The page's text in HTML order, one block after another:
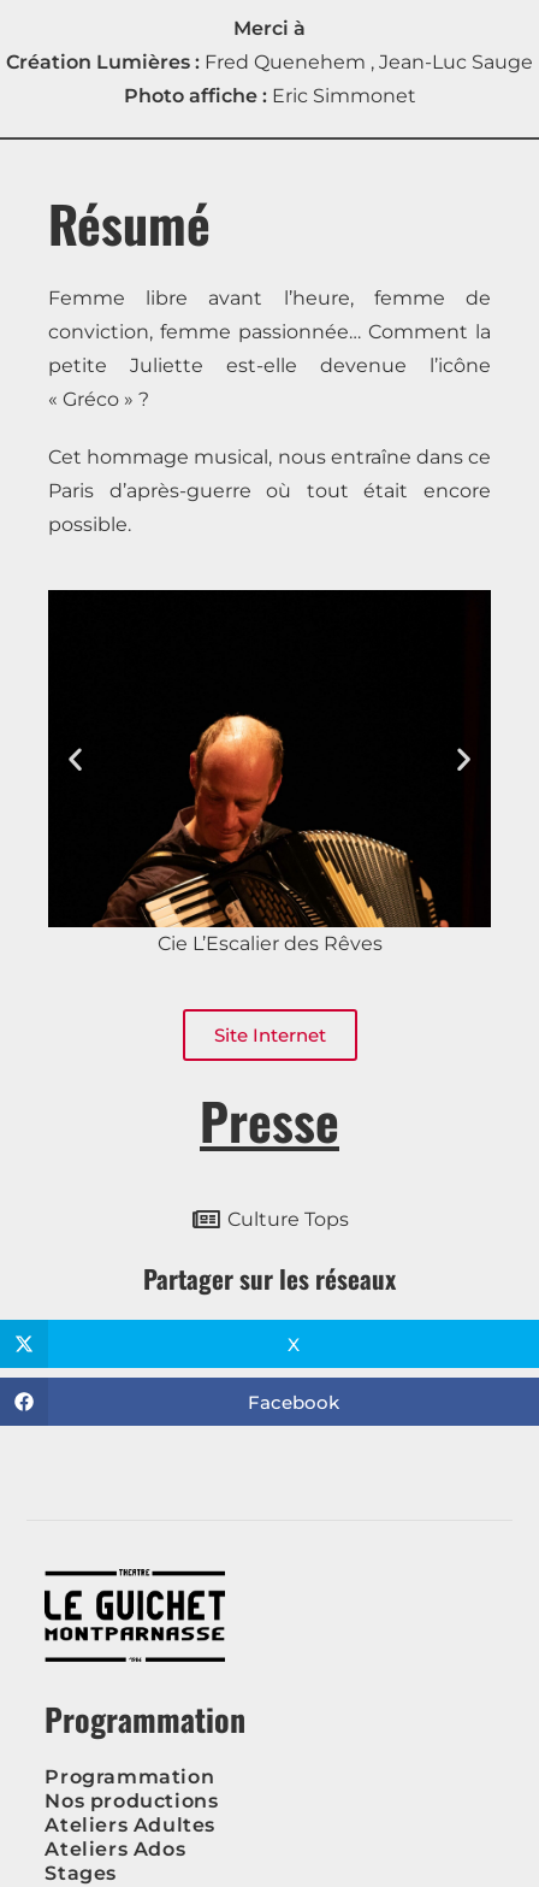
Merci à
Création Lumières : Fred Quenehem , Jean-Luc Sauge
Photo affiche :Eric Simmonet
Résumé
Femme libre avant l’heure, femme de
conviction, femme passionnée… Comment la
petite Juliette est-elle devenue l’icône
« Gréco » ?
Cet hommage musical, nous entraîne dans ce
Paris d’après-guerre où tout était encore
possible.
Cie L’Escalier des Rêves
Site Internet
Presse
Culture Tops
Partager sur les réseaux
X
Facebook
Programmation
Programmation
Nos productions
Ateliers Adultes
Ateliers Ados
Stages